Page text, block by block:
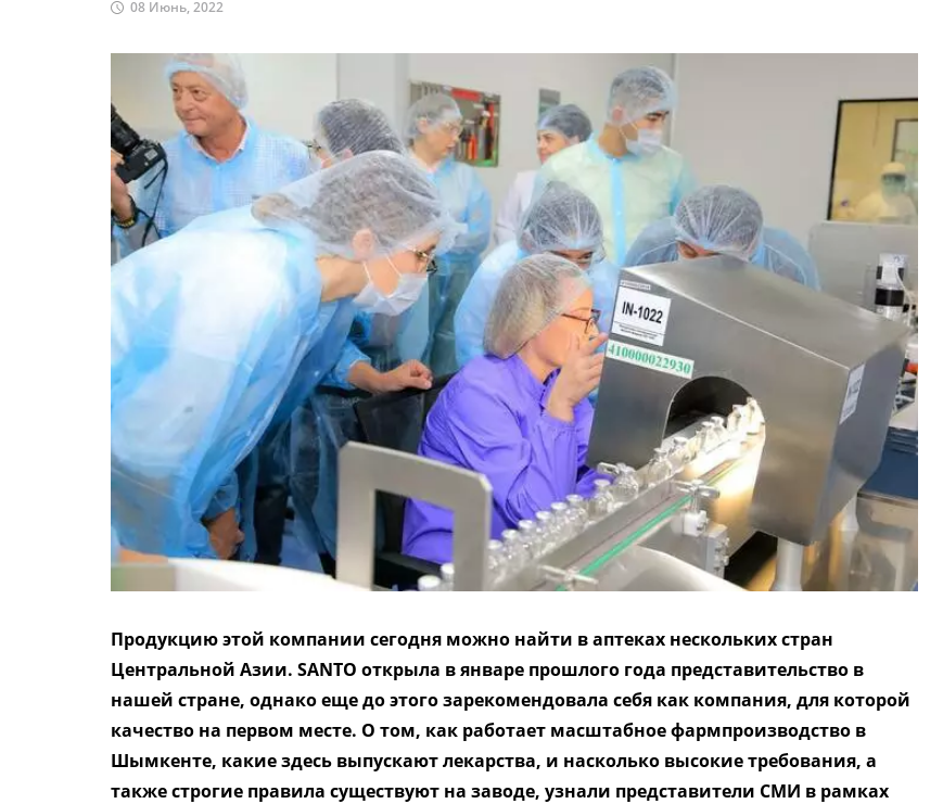
08 Июнь, 2022
Продукцию этой компании сегодня можно найти в аптеках нескольких стран
Центральной Азии. SANTO открыла в январе прошлого года представительство в
нашей стране, однако еще до этого зарекомендовала себя как компания, для которой
качество на первом месте. О том, как работает масштабное фармпроизводство в
Шымкенте, какие здесь выпускают лекарства, и насколько высокие требования, а
также строгие правила существуют на заводе, узнали представители СМИ в рамках